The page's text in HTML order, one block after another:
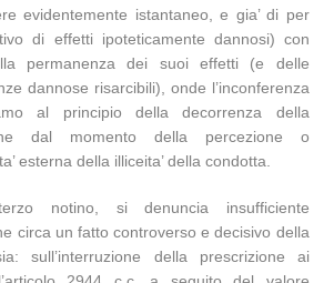
evidentemente istantaneo, e gia’ di per
di effetti ipoteticamente dannosi) con
permanenza dei suoi effetti (e delle
dannose risarcibili), onde l’inconferenza
al principio della decorrenza della
dal momento della percezione o
esterna della illiceita’ della condotta.
notino, si denuncia insufficiente
circa un fatto controverso e decisivo della
sull’interruzione della prescrizione ai